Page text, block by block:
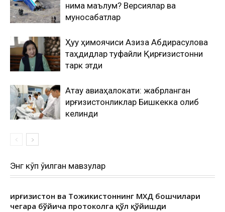
нима маълум? Версиялар ва
муносабатлар
Ҳуқуқ ҳимоячиси Азиза Абдирасулова
таҳдидлар туфайли Қирғизистонни
тарк этди
Ақтау авиаҳалокати: жабрланган
қирғизистонликлар Бишкекка олиб
келинди
Энг кўп ўқилган мавзулар
Қирғизистон ва Тожикистоннинг МХДҚ бошчилари
чегара бўйича протоколга қўл қўйишди